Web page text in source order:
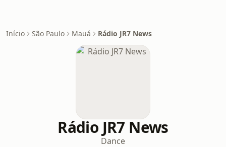
Início São Paulo Mauá Rádio JR7 News
Rádio JR7 News
Dance